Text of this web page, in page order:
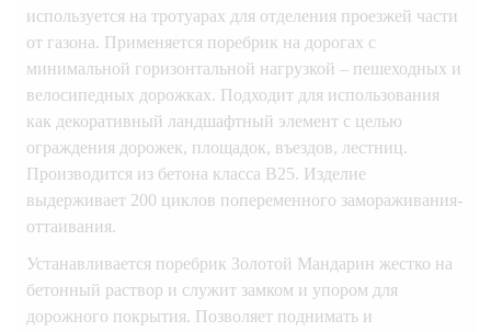
используется на тротуарах для отделения проезжей части
от газона. Применяется поребрик на дорогах с
минимальной горизонтальной нагрузкой – пешеходных и
велосипедных дорожках. Подходит для использования
как декоративный ландшафтный элемент с целью
ограждения дорожек, площадок, въездов, лестниц.
Производится из бетона класса В25. Изделие
выдерживает 200 циклов попеременного замораживания-
оттаивания.
Устанавливается поребрик Золотой Мандарин жестко на
бетонный раствор и служит замком и упором для
дорожного покрытия. Позволяет поднимать и